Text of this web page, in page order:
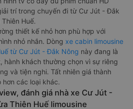
trí trong chuyến đi từ Cư Jút - Đắk
Huế.
thiết kế nhỏ hơn phù hợp với
nhỏ nhắn. Dòng xe cabin limousine
từ Cư Jút - Đắk Nông này đang là
hành khách thường chọn vì sự riêng
và tiện nghi. Tất nhiên giá thành
hơn các loại khác.
đánh giá nhà xe Cư Jút -
Thiên Huế limousine